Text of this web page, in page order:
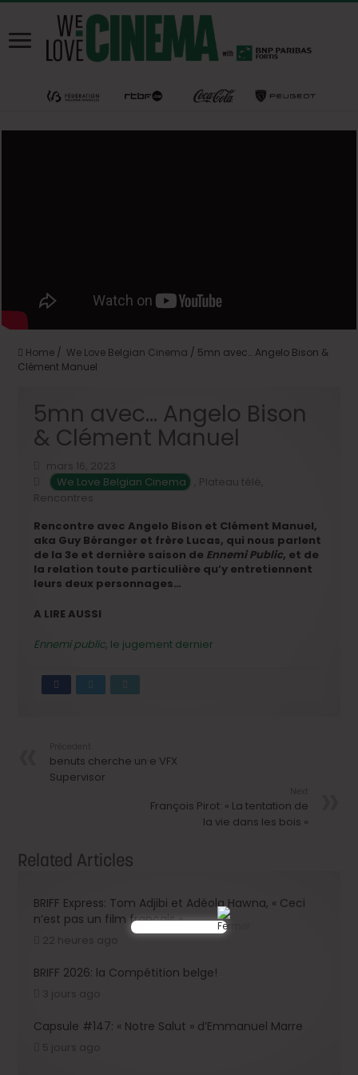
Home / We Love Belgian Cinema / 5mn avec… Angelo Bison &
Clément Manuel
5mn avec… Angelo Bison
& Clément Manuel
mars 16, 2023
We Love Belgian Cinema
Plateau télé
Rencontres
Rencontre avec Angelo Bison et Clément Manuel,
aka Guy Béranger et frère Lucas, qui nous parlent
de la 3e et dernière saison de Ennemi Public, et de
la relation toute particulière qu’y entretiennent
leurs deux personnages…
A LIRE AUSSI
Ennemi public, le jugement dernier
benuts cherche un·e VFX
Supervisor
François Pirot: « La tentation de
la vie dans les bois »
Related Articles
BRIFF Express: Tom Adjibi et Adéola Hawna, « Ceci
n’est pas un film français ».
22 heures ago
BRIFF 2026: la Compétition belge!
3 jours ago
Capsule #147: « Notre Salut » d’Emmanuel Marre
5 jours ago